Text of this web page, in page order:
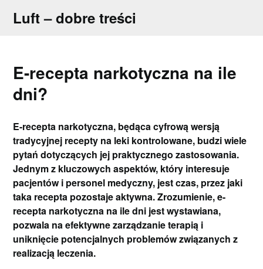
Luft – dobre treści
E-recepta narkotyczna na ile
dni?
E-recepta narkotyczna, będąca cyfrową wersją
tradycyjnej recepty na leki kontrolowane, budzi wiele
pytań dotyczących jej praktycznego zastosowania.
Jednym z kluczowych aspektów, który interesuje
pacjentów i personel medyczny, jest czas, przez jaki
taka recepta pozostaje aktywna. Zrozumienie, e-
recepta narkotyczna na ile dni jest wystawiana,
pozwala na efektywne zarządzanie terapią i
uniknięcie potencjalnych problemów związanych z
realizacją leczenia.